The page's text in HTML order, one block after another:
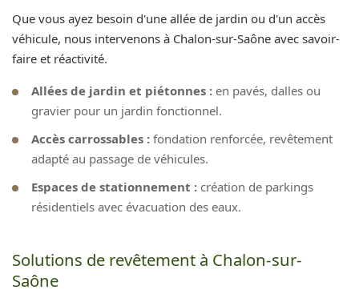
Que vous ayez besoin d'une allée de jardin ou d'un accès
véhicule, nous intervenons à Chalon-sur-Saône avec savoir-
faire et réactivité.
Allées de jardin et piétonnes : en pavés, dalles ou
gravier pour un jardin fonctionnel.
Accès carrossables : fondation renforcée, revêtement
adapté au passage de véhicules.
Espaces de stationnement : création de parkings
résidentiels avec évacuation des eaux.
Solutions de revêtement à Chalon-sur-
Saône